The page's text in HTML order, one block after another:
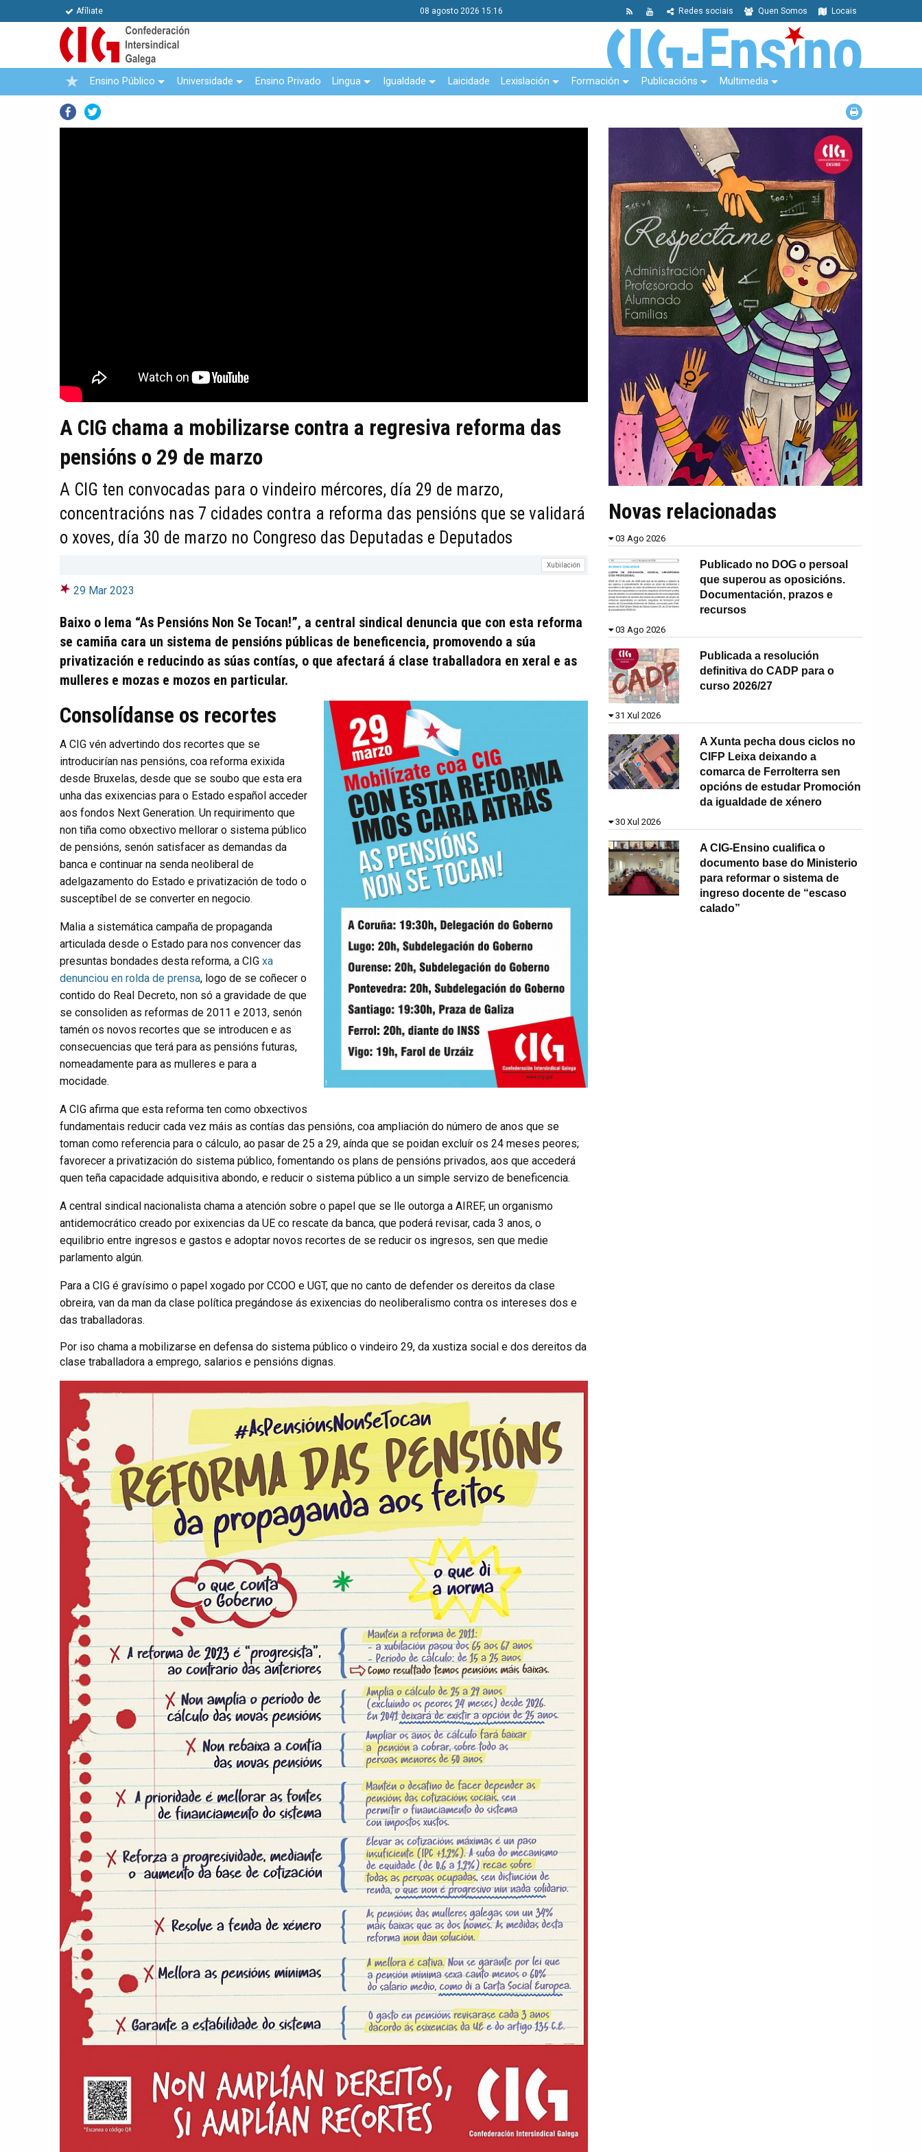
Afíliate 08 agosto 2026 15:16 Locais
Quen Somos
Redes sociais
Ensino Público Universidade Ensino Privado Lingua Igualdade Laicidade Lexislación Formación Publicacións Multimedia
Facebook
A CIG chama a mobilizarse contra a regresiva reforma das
pensións o 29 de marzo
A CIG ten convocadas para o vindeiro mércores, día 29 de marzo,
concentracións nas 7 cidades contra a reforma das pensións que se validará
o xoves, día 30 de marzo no Congreso das Deputadas e Deputados
Xubilación
29 Mar 2023
Baixo o lema “As Pensións Non Se Tocan!”, a central sindical denuncia que con esta reforma
se camiña cara un sistema de pensións públicas de beneficencia, promovendo a súa
privatización e reducindo as súas contías, o que afectará á clase traballadora en xeral e as
mulleres e mozas e mozos en particular.
Consolídanse os recortes
A CIG vén advertindo dos recortes que se
introducirían nas pensións, coa reforma exixida
desde Bruxelas, desde que se soubo que esta era
unha das exixencias para o Estado español acceder
aos fondos Next Generation. Un requirimento que
non tiña como obxectivo mellorar o sistema público
de pensións, senón satisfacer as demandas da
banca e continuar na senda neoliberal de
adelgazamento do Estado e privatización de todo o
susceptíbel de se converter en negocio.
Malia a sistemática campaña de propaganda
articulada desde o Estado para nos convencer das
presuntas bondades desta reforma, a CIG xa
denunciou en rolda de prensa, logo de se coñecer o
contido do Real Decreto, non só a gravidade de que
se consoliden as reformas de 2011 e 2013, senón
tamén os novos recortes que se introducen e as
consecuencias que terá para as pensións futuras,
nomeadamente para as mulleres e para a
mocidade.
A CIG afirma que esta reforma ten como obxectivos
fundamentais reducir cada vez máis as contías das pensións, coa ampliación do número de anos que se
toman como referencia para o cálculo, ao pasar de 25 a 29, aínda que se poidan excluír os 24 meses peores;
favorecer a privatización do sistema público, fomentando os plans de pensións privados, aos que accederá
quen teña capacidade adquisitiva abondo, e reducir o sistema público a un simple servizo de beneficencia.
A central sindical nacionalista chama a atención sobre o papel que se lle outorga a AIREF, un organismo
antidemocrático creado por exixencias da UE co rescate da banca, que poderá revisar, cada 3 anos, o
equilibrio entre ingresos e gastos e adoptar novos recortes de se reducir os ingresos, sen que medie
parlamento algún.
Para a CIG é gravísimo o papel xogado por CCOO e UGT, que no canto de defender os dereitos da clase
obreira, van da man da clase política pregándose ás exixencias do neoliberalismo contra os intereses dos e
das traballadoras.
Por iso chama a mobilizarse en defensa do sistema público o vindeiro 29, da xustiza social e dos dereitos da
clase traballadora a emprego, salarios e pensións dignas.
Novas relacionadas
03 Ago 2026
Publicado no DOG o persoal
que superou as oposicións.
Documentación, prazos e
recursos
03 Ago 2026
Publicada a resolución
definitiva do CADP para o
curso 2026/27
31 Xul 2026
A Xunta pecha dous ciclos no
CIFP Leixa deixando a
comarca de Ferrolterra sen
opcións de estudar Promoción
da igualdade de xénero
30 Xul 2026
A CIG-Ensino cualifica o
documento base do Ministerio
para reformar o sistema de
ingreso docente de “escaso
calado”